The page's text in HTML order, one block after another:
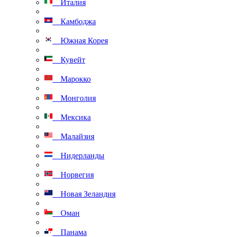
Италия
Камбоджа
Южная Корея
Кувейт
Марокко
Монголия
Мексика
Малайзия
Нидерланды
Норвегия
Новая Зеландия
Оман
Панама